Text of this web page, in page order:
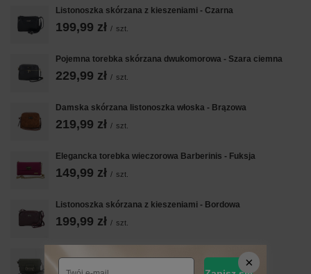
Listonoszka skórzana z kieszeniami - Czarna
199,99 zł / szt.
Pojemna torebka skórzana dwukomorowa - Szara ciemna
229,99 zł / szt.
Damska skórzana listonoszka włoska - Brązowa
219,99 zł / szt.
Elegancka torebka wieczorowa Barberinis - Fuksja
149,99 zł / szt.
Listonoszka skórzana z kieszeniami - Bordowa
199,99 zł / szt.
Torebka skórzana na szerokim pasku - Zielona